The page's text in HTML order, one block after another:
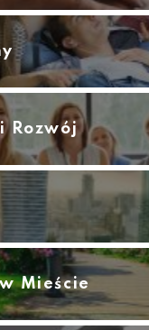
Rozwój
Mieście